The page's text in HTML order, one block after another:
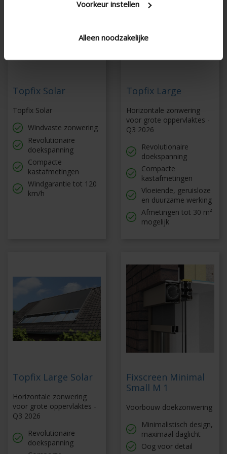
Voorkeur instellen
Alleen noodzakelijke
Topfix Solar
Topfix Solar
Windvaste zonwering
Revolutionaire
doekspanning
Compacte
kastafmetingen
Windgarantie tot 120
km/h
Topfix Large
Horizontale zonwering
voor grote oppervlaktes -
Q3 2026
Revolutionaire
doekspanning
Compacte
kastafmetingen
Vloeiende, geruisloze
en duurzame werking
Afmetingen tot 30 m²
mogelijk
Topfix Large Solar
Horizontale zonwering
voor grote oppervlaktes -
Q3 2026
Revolutionaire
doekspanning
Fixscreen Minimal
Small M 1
Voorbouw doekzonwering
Minimalistisch design,
maximaal daglicht
Oog voor detail